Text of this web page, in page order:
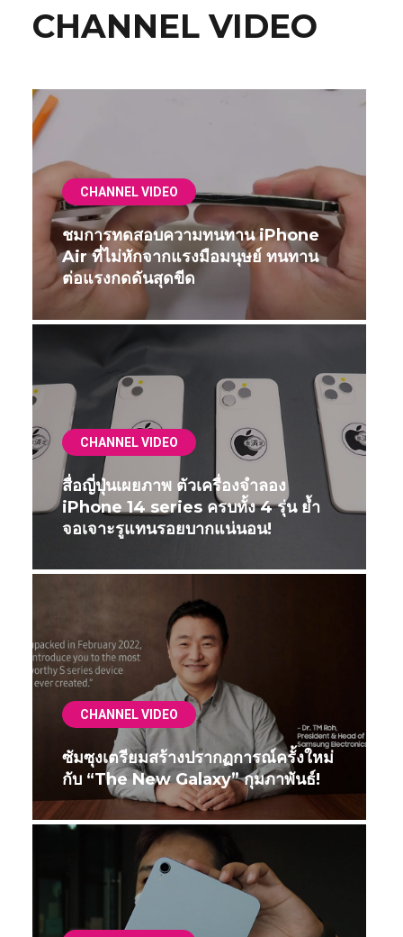
CHANNEL VIDEO
CHANNEL VIDEO
ชมการทดสอบความทนทาน iPhone
Air ที่ไม่หักจากแรงมือมนุษย์ ทนทาน
ต่อแรงกดดันสุดขีด
CHANNEL VIDEO
สื่อญี่ปุ่นเผยภาพ ตัวเครื่องจำลอง
iPhone 14 series ครบทั้ง 4 รุ่น ย้ำ
จอเจาะรูแทนรอยบากแน่นอน!
CHANNEL VIDEO
ซัมซุงเตรียมสร้างปรากฏการณ์ครั้งใหม่
กับ “The New Galaxy” กุมภาพันธ์!